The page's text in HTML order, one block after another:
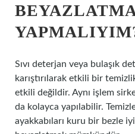
Sıvı deterjan veya bulaşık
karıştırılarak etkili bir
etkili değildir. Aynı işlem
da kolayca yapılabilir.
ayakkabıları kuru bir bezle